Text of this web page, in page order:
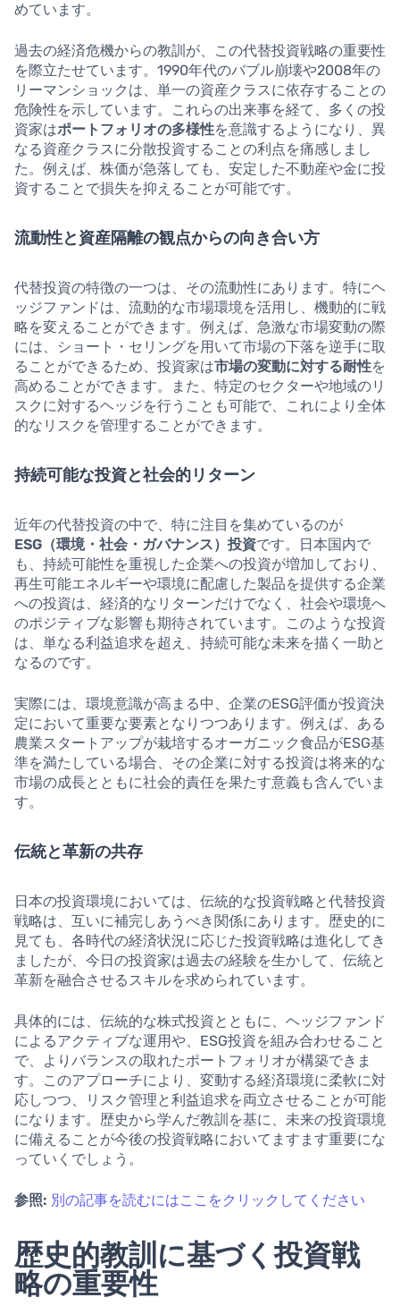
めています。
過去の経済危機からの教訓が、この代替投資戦略の重要性
を際立たせています。1990年代のバブル崩壊や2008年の
リーマンショックは、単一の資産クラスに依存することの
危険性を示しています。これらの出来事を経て、多くの投
資家はポートフォリオの多様性を意識するようになり、異
なる資産クラスに分散投資することの利点を痛感しまし
た。例えば、株価が急落しても、安定した不動産や金に投
資することで損失を抑えることが可能です。
流動性と資産隔離の観点からの向き合い方
代替投資の特徴の一つは、その流動性にあります。特にヘ
ッジファンドは、流動的な市場環境を活用し、機動的に戦
略を変えることができます。例えば、急激な市場変動の際
には、ショート・セリングを用いて市場の下落を逆手に取
ることができるため、投資家は市場の変動に対する耐性を
高めることができます。また、特定のセクターや地域のリ
スクに対するヘッジを行うことも可能で、これにより全体
的なリスクを管理することができます。
持続可能な投資と社会的リターン
近年の代替投資の中で、特に注目を集めているのが
ESG（環境・社会・ガバナンス）投資です。日本国内で
も、持続可能性を重視した企業への投資が増加しており、
再生可能エネルギーや環境に配慮した製品を提供する企業
への投資は、経済的なリターンだけでなく、社会や環境へ
のポジティブな影響も期待されています。このような投資
は、単なる利益追求を超え、持続可能な未来を描く一助と
なるのです。
実際には、環境意識が高まる中、企業のESG評価が投資決
定において重要な要素となりつつあります。例えば、ある
農業スタートアップが栽培するオーガニック食品がESG基
準を満たしている場合、その企業に対する投資は将来的な
市場の成長とともに社会的責任を果たす意義も含んでいま
す。
伝統と革新の共存
日本の投資環境においては、伝統的な投資戦略と代替投資
戦略は、互いに補完しあうべき関係にあります。歴史的に
見ても、各時代の経済状況に応じた投資戦略は進化してき
ましたが、今日の投資家は過去の経験を生かして、伝統と
革新を融合させるスキルを求められています。
具体的には、伝統的な株式投資とともに、ヘッジファンド
によるアクティブな運用や、ESG投資を組み合わせること
で、よりバランスの取れたポートフォリオが構築できま
す。このアプローチにより、変動する経済環境に柔軟に対
応しつつ、リスク管理と利益追求を両立させることが可能
になります。歴史から学んだ教訓を基に、未来の投資環境
に備えることが今後の投資戦略においてますます重要にな
っていくでしょう。
参照: 別の記事を読むにはここをクリックしてください
歴史的教訓に基づく投資戦
略の重要性